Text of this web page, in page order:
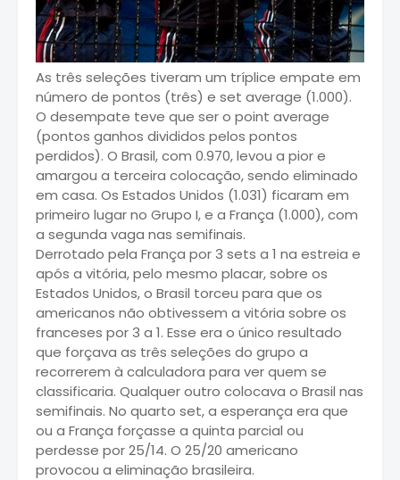
As três seleções tiveram um tríplice empate em
número de pontos (três) e set average (1.000).
O desempate teve que ser o point average
(pontos ganhos divididos pelos pontos
perdidos). O Brasil, com 0.970, levou a pior e
amargou a terceira colocação, sendo eliminado
em casa. Os Estados Unidos (1.031) ficaram em
primeiro lugar no Grupo I, e a França (1.000), com
a segunda vaga nas semifinais.
Derrotado pela França por 3 sets a 1 na estreia e
após a vitória, pelo mesmo placar, sobre os
Estados Unidos, o Brasil torceu para que os
americanos não obtivessem a vitória sobre os
franceses por 3 a 1. Esse era o único resultado
que forçava as três seleções do grupo a
recorrerem à calculadora para ver quem se
classificaria. Qualquer outro colocava o Brasil nas
semifinais. No quarto set, a esperança era que
ou a França forçasse a quinta parcial ou
perdesse por 25/14. O 25/20 americano
provocou a eliminação brasileira.